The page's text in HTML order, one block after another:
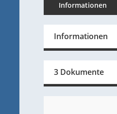
Informationen
Informationen
3 Dokumente